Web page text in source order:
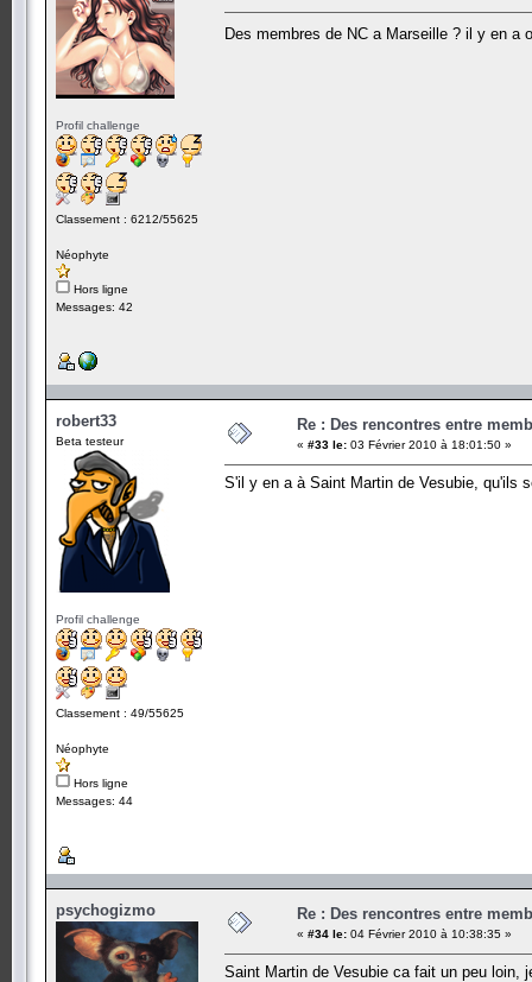
Profil challenge
Classement : 6212/55625
Néophyte
Hors ligne
Messages: 42
Des membres de NC a Marseille ? il y en a
robert33
Beta testeur
Profil challenge
Classement : 49/55625
Néophyte
Hors ligne
Messages: 44
Re : Des rencontres entre
« #33 le: 03 Février 2010 à 18:01:50 »
S'il y en a à Saint Martin de Vesubie, qu'ils
psychogizmo Re : Des rencontres entre
« #34 le: 04 Février 2010 à 10:38:35 »
Saint Martin de Vesubie ca fait un peu loin,